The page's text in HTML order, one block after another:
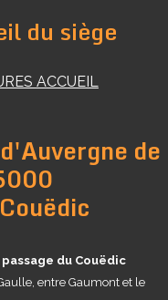
du siège
ACCUEIL
de
du Couëdic
entre Gaumont et le